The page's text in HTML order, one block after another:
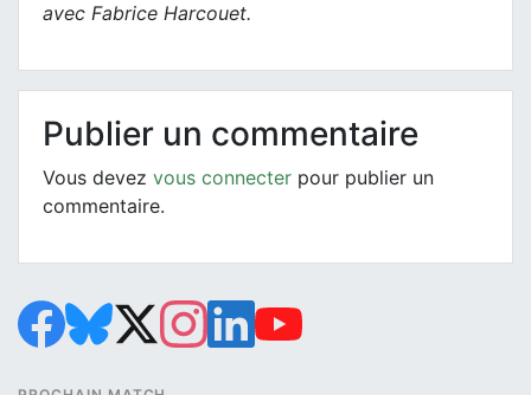
avec Fabrice Harcouet.
Publier un commentaire
Vous devez vous connecter pour publier un
commentaire.